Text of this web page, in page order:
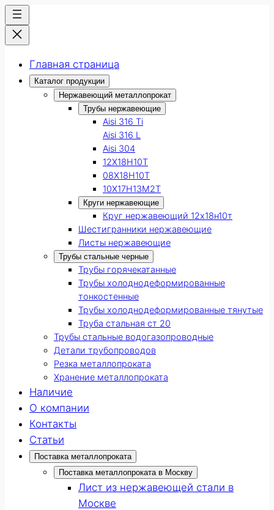
Главная страница
Каталог продукции
Нержавеющий металлопрокат
Трубы нержавеющие
Aisi 316 Ti
Aisi 316 L
Aisi 304
12Х18Н10Т
08Х18Н10Т
10Х17Н13М2Т
Круги нержавеющие
Круг нержавеющий 12х18н10т
Шестигранники нержавеющие
Листы нержавеющие
Трубы стальные черные
Трубы горячекатанные
Трубы холоднодеформированные
тонкостенные
Трубы холоднодеформированные тянутые
Труба стальная ст 20
Трубы стальные водогазопроводные
Детали трубопроводов
Резка металлопроката
Хранение металлопроката
Наличие
О компании
Контакты
Статьи
Поставка металлопроката
Поставка металлопроката в Москву
Лист из нержавеющей стали в
Москве